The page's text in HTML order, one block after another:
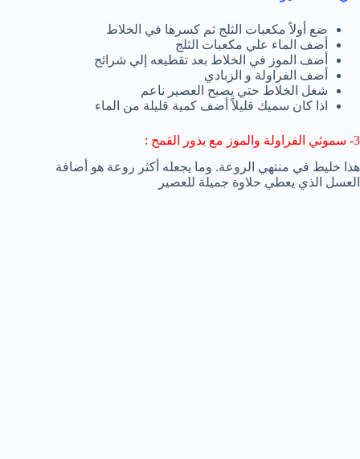
ضع أولاً مكعبات الثلج ثم كسرها في الخلاط
أضف الماء علي مكعبات الثلج
أضف الموز في الخلاط بعد تقطيعه إلي شرائح
أضف الفراولة و الزبادي
شغل الخلاط حتي يصبح العصير ناعم
اذا كان سميك قليلاً أضف كمية قليلة من الماء
3- سموثي الفراولة والموز مع بذور القمح :
هذا خليط في منتهي الروعة. وما يجعله أكثر روعة هو أضافة
العسل الذي يعطي حلاوة جميلة للعصير